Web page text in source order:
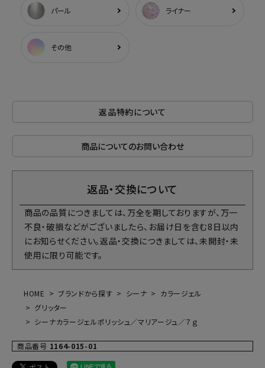
パール ライナー
その他
返品特約について
商品についてのお問い合わせ
返品・交換について
商品の品質につきましては、万全を期しておりますが、万一
不良・破損などがございましたら、お届け日を含む8日以内
にお知らせください。返品・交換につきましては、未開封・未
使用に限り可能です。
HOME ブランドから探す シーナ
カラージェル
グリッター
シーナカラージェルポリッシュ／マリアージュ／７ｇ
商品番号 1164-015-01